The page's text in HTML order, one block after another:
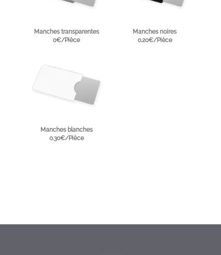
Manches transparentes
0€/Pièce
Manches noires
0.20€/Pièce
Manches blanches
0.30€/Pièce